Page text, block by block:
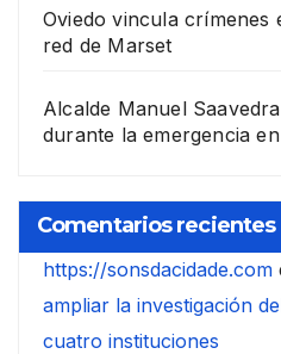
Oviedo vincula crímenes
red de Marset
Alcalde Manuel
durante la emergencia
Comentarios recientes
https://sonsdacidade.com
ampliar la investigación
cuatro instituciones